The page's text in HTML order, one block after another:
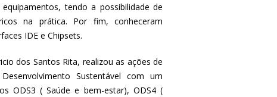
tendo a possibilidade de
na prática. Por fim, conheceram
IDE e Chipsets.
dos Santos Rita, realizou as ações de
Sustentável com um
ODS3 ( Saúde e bem-estar), ODS4 (